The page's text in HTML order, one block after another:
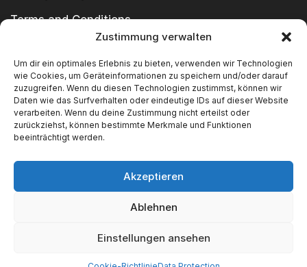
Zustimmung verwalten
Um dir ein optimales Erlebnis zu bieten, verwenden wir Technologien
wie Cookies, um Geräteinformationen zu speichern und/oder darauf
zuzugreifen. Wenn du diesen Technologien zustimmst, können wir
Daten wie das Surfverhalten oder eindeutige IDs auf dieser Website
verarbeiten. Wenn du deine Zustimmung nicht erteilst oder
zurückziehst, können bestimmte Merkmale und Funktionen
beeinträchtigt werden.
Akzeptieren
Ablehnen
Einstellungen ansehen
Terms and Conditions
Copyright © 2024 SWT GmbH